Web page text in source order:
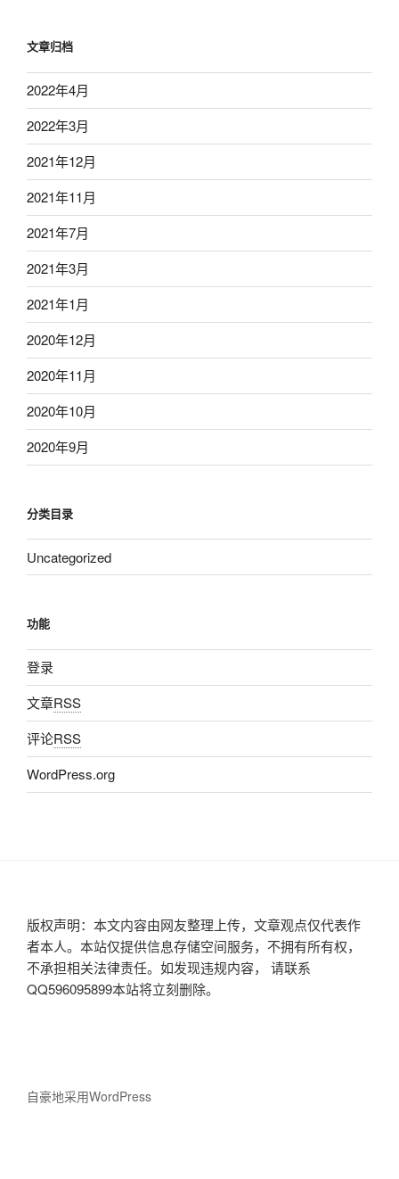
文章归档
2022年4月
2022年3月
2021年12月
2021年11月
2021年7月
2021年3月
2021年1月
2020年12月
2020年11月
2020年10月
2020年9月
分类目录
Uncategorized
功能
登录
文章RSS
评论RSS
WordPress.org
版权声明：本文内容由网友整理上传，文章观点仅代表作
者本人。本站仅提供信息存储空间服务，不拥有所有权，
不承担相关法律责任。如发现违规内容， 请联系
QQ596095899本站将立刻删除。
自豪地采用WordPress